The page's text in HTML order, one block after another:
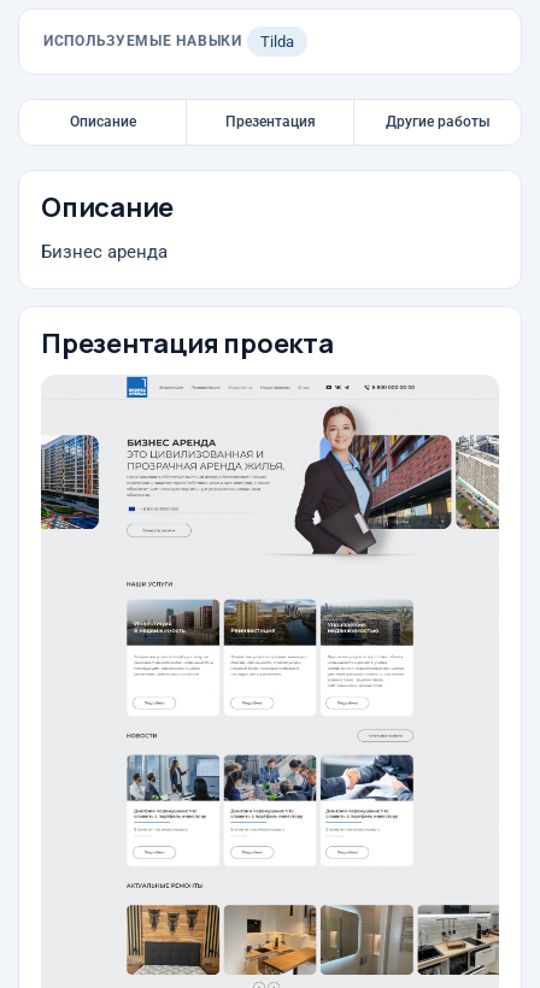
ИСПОЛЬЗУЕМЫЕ НАВЫКИ Tilda
Описание Презентация Другие работы
Описание
Бизнес аренда
Презентация проекта